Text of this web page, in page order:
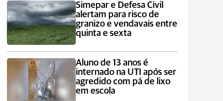
Simepar e Defesa Civil
alertam para risco de
granizo e vendavais entre
quinta e sexta
Aluno de 13 anos é
internado na UTI após ser
agredido com pá de lixo
em escola